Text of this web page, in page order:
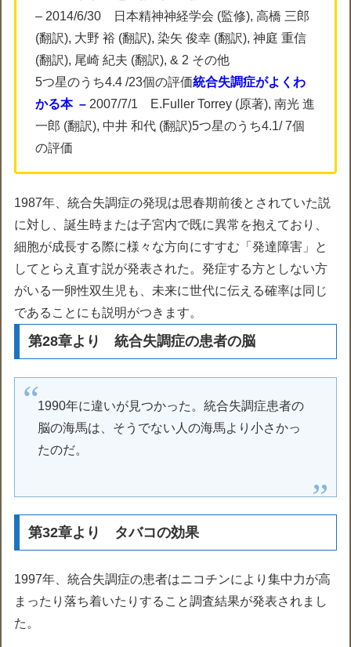
– 2014/6/30 日本精神神経学会 (監修), 高橋 三郎
(翻訳), 大野 裕 (翻訳), 染矢 俊幸 (翻訳), 神庭 重信
(翻訳), 尾崎 紀夫 (翻訳), & 2 その他
5つ星のうち4.4 /23個の評価統合失調症がよくわ
かる本 – 2007/7/1 E.Fuller Torrey (原著), 南光 進
一郎 (翻訳), 中井 和代 (翻訳)5つ星のうち4.1/ 7個
の評価
1987年、統合失調症の発現は思春期前後とされていた説
に対し、誕生時または子宮内で既に異常を抱えており、
細胞が成長する際に様々な方向にすすむ「発達障害」と
してとらえ直す説が発表された。発症する方としない方
がいる一卵性双生児も、未来に世代に伝える確率は同じ
であることにも説明がつきます。
第28章より 統合失調症の患者の脳
1990年に違いが見つかった。統合失調症患者の
脳の海馬は、そうでない人の海馬より小さかっ
たのだ。
第32章より タバコの効果
1997年、統合失調症の患者はニコチンにより集中力が高
まったり落ち着いたりすること調査結果が発表されまし
た。